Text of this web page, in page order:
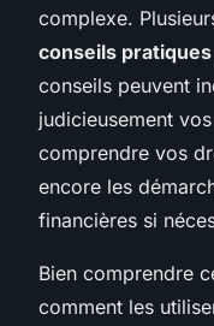
complexe.
conseils pratiques
conseils peuvent
judicieusement
comprendre vos
encore les
financières si
Bien comprendre
comment les